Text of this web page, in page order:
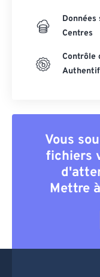
Données
Centres
Contrôle
Vous
fichiers
Mettre